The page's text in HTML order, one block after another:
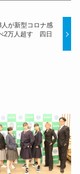
人が新型コロナ感
2万人超す 四日